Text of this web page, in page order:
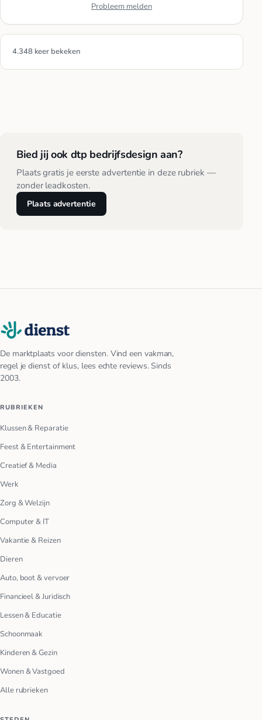
Probleem melden
4.348 keer bekeken
Bied jij ook dtp bedrijfsdesign aan?
Plaats gratis je eerste advertentie in deze rubriek —
zonder leadkosten.
Plaats advertentie
De marktplaats voor diensten. Vind een vakman,
regel je dienst of klus, lees echte reviews. Sinds
2003.
RUBRIEKEN
Klussen & Reparatie
Feest & Entertainment
Creatief & Media
Werk
Zorg & Welzijn
Computer & IT
Vakantie & Reizen
Dieren
Auto, boot & vervoer
Financieel & Juridisch
Lessen & Educatie
Schoonmaak
Kinderen & Gezin
Wonen & Vastgoed
Alle rubrieken